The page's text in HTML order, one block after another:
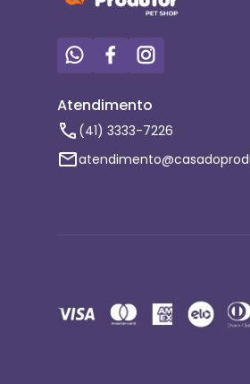
Atendimento
(41) 3333-7226